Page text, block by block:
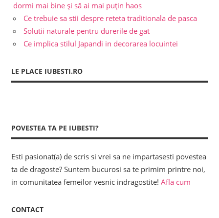
dormi mai bine și să ai mai puțin haos
Ce trebuie sa stii despre reteta traditionala de pasca
Solutii naturale pentru durerile de gat
Ce implica stilul Japandi in decorarea locuintei
LE PLACE IUBESTI.RO
POVESTEA TA PE IUBESTI?
Esti pasionat(a) de scris si vrei sa ne impartasesti povestea
ta de dragoste? Suntem bucurosi sa te primim printre noi,
in comunitatea femeilor vesnic indragostite! Afla cum
CONTACT